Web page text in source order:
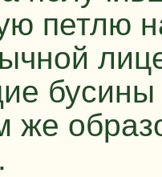
петлю
бусины
же